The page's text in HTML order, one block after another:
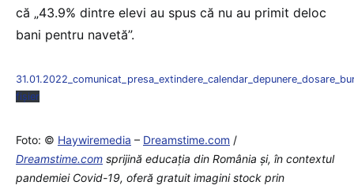
că „43.9% dintre elevi au spus că nu au primit deloc
bani pentru navetă”.
fișier
Foto: © Haywiremedia – Dreamstime.com /
Dreamstime.com sprijină educaţia din România şi, în contextul
pandemiei Covid-19, oferă gratuit imagini stock prin